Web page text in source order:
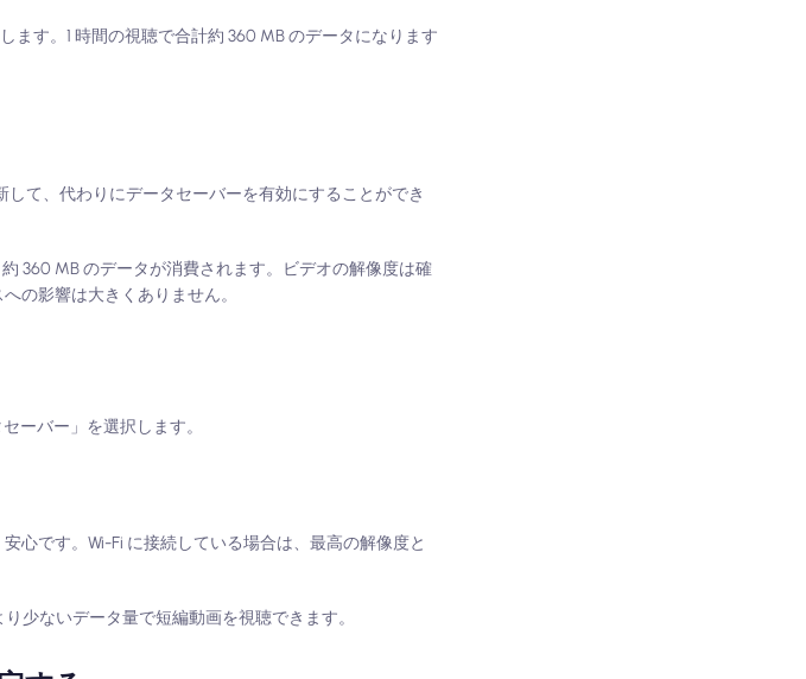
ます。1 時間の視聴で合計約 360 MB のデータになります
て、代わりにデータセーバーを有効にすることができ
360 MB のデータが消費されます。ビデオの解像度は確
の影響は大きくありません。
ーバー」を選択します。
心です。Wi-Fi に接続している場合は、最高の解像度と
少ないデータ量で短編動画を視聴できます。